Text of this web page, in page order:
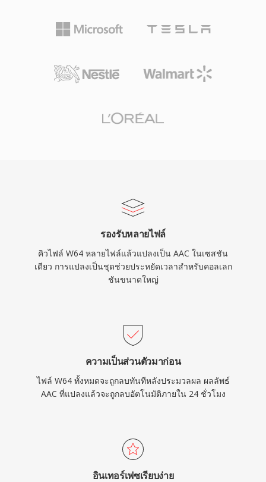
YouTube และบริการสตรีมมิ่งมากมาย ข้อดีแรกคือ
ประสิทธิภาพการบีบอัดที่ยอดเยี่ยม — เสียงคุณภาพ
มาก ข้อดีที่สองคือรองรับอัตราสุ่มตัวอย่างตั้งแต่ 8
ด์ ข้อดีที่สามคือการนำไปใช้อย่างกว้างขวางโดย
รองรับหลายไฟล์
คิวไฟล์ W64 หลายไฟล์แล้วแปลงเป็น AAC ในเซสชัน
เดียว การแปลงเป็นชุดช่วยประหยัดเวลาสำหรับคอลเลก
ชันขนาดใหญ่
ความเป็นส่วนตัวมาก่อน
ไฟล์ W64 ทั้งหมดจะถูกลบทันทีหลังประมวลผล ผลลัพธ์
AAC ที่แปลงแล้วจะถูกลบอัตโนมัติภายใน 24 ชั่วโมง
อินเทอร์เฟซเรียบง่าย